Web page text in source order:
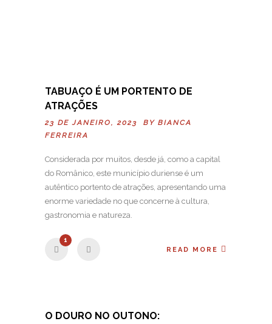
TABUAÇO É UM PORTENTO DE
ATRAÇÕES
23 DE JANEIRO, 2023 BY BIANCA
FERREIRA
Considerada por muitos, desde já, como a capital
do Românico, este município duriense é um
autêntico portento de atrações, apresentando uma
enorme variedade no que concerne à cultura,
gastronomia e natureza.
1
READ MORE
O DOURO NO OUTONO: